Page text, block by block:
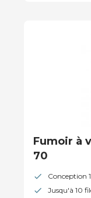
Fumoir à
70
Conception
Jusqu'à 10